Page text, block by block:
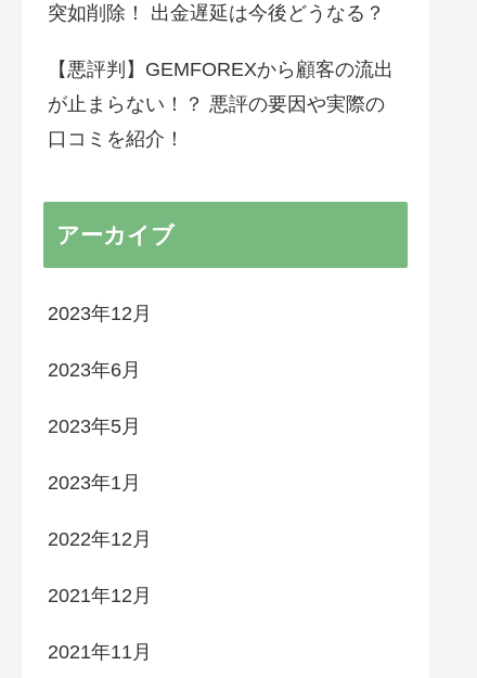
突如削除！ 出金遅延は今後どうなる？
【悪評判】GEMFOREXから顧客の流出
が止まらない！？ 悪評の要因や実際の
口コミを紹介！
アーカイブ
2023年12月
2023年6月
2023年5月
2023年1月
2022年12月
2021年12月
2021年11月